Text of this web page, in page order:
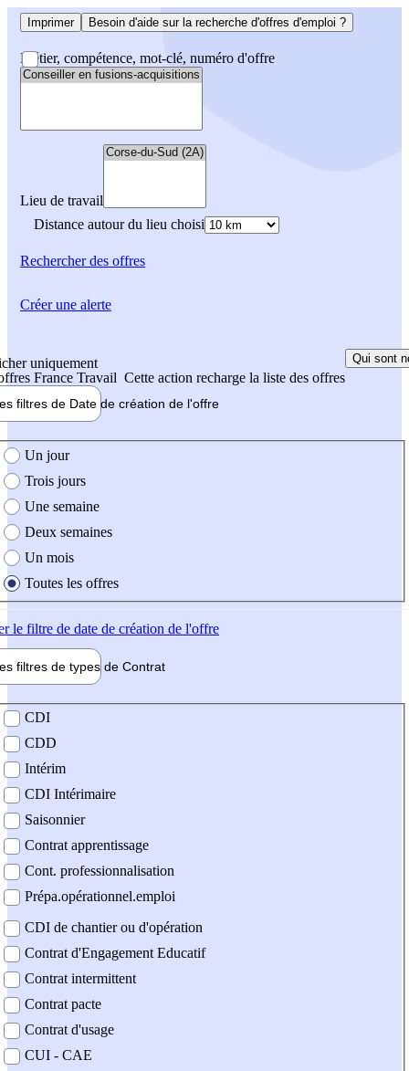
Imprimer Besoin d'aide sur la recherche d'offres d'emploi ?
Métier, compétence, mot-clé, numéro d'offre
Lieu de travail
Distance autour du lieu choisi
Rechercherdes offres
uniquement
France Travail Cette action recharge la liste des offres
Qui sont
filtres de Date de création de l'offre
création de l'offre
Un jour
Trois jours
Une semaine
Deux semaines
Un mois
Toutes les offres
le filtre de date de création de l'offre
filtres de types de Contrat
contrat
CDI
CDD
Intérim
CDI Intérimaire
Saisonnier
Contrat apprentissage
Cont. professionnalisation
Prépa.opérationnel.emploi
CDI de chantier ou d'opération
Contrat d'Engagement Educatif
Contrat intermittent
Contrat pacte
Contrat d'usage
CUI - CAE
Créer une alerte